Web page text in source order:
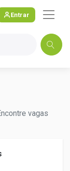
Entrar
vagas